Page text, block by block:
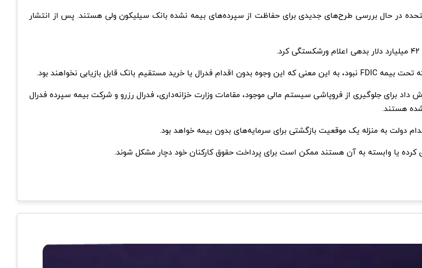
در حال بررسی طرح‌های جدیدی برای حفاظت از سپرده‌های بیمه نشده بانک سیلیکون ولی هستند. پس از انتشار
داد برای جلوگیری از فروپاشی سیستم مالی موجود، مقامات وزارت خزانه‌داری، فدرال رزرو و شرکت بیمه سپرده فدرال
هستند.
دولت به منزله یک موقعیت بازگشتی برای سرمایه‌های بدون بیمه خواهد بود.